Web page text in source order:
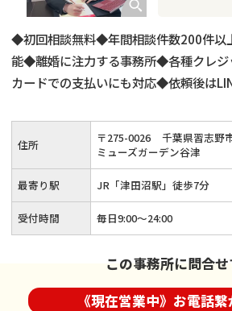
◆初回相談無料◆年間相談件数200件以
能◆離婚に注力する事務所◆各種クレジ
カードでの支払いにも対応◆依頼後は
ュニケーションも可能◆法テラスの利
から徒歩7分
住所 〒275-0026
千葉県習志野
ミューズガーデン谷津
最寄り駅 JR「津田沼駅」徒歩7分
受付時間 毎日9:00～24:00
この事務所に問合
《現在営業中》お電話